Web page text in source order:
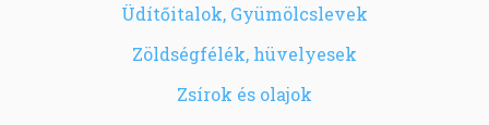
Üdítőitalok, Gyümölcslevek
Zöldségfélék, hüvelyesek
Zsírok és olajok